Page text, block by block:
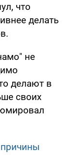
что
делать
не
делают в
своих